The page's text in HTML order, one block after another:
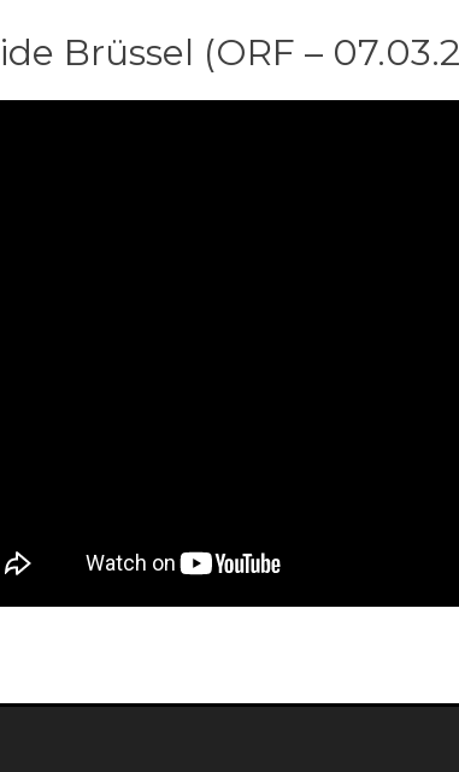
Brüssel (ORF –